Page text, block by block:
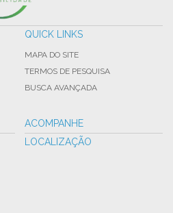
QUICK LINKS
MAPA DO SITE
TERMOS DE PESQUISA
BUSCA AVANÇADA
LOCALIZAÇÃO
ACOMPANHE